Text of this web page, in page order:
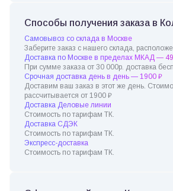
Способы получения заказа в
Самовывоз со склада в Москве
Заберите заказ с нашего склада,
Доставка по Москве в пределах МКАД —
При сумме заказа от 30 000р. доставка
Срочная доставка день в день — 1900 ₽
Доставим ваш заказ в этот же день.
рассчитывается от 1900 ₽
Доставка Деловые линии
Стоимость по тарифам ТК.
Доставка СДЭК
Стоимость по тарифам ТК.
Экспресс-доставка
Стоимость по тарифам ТК.